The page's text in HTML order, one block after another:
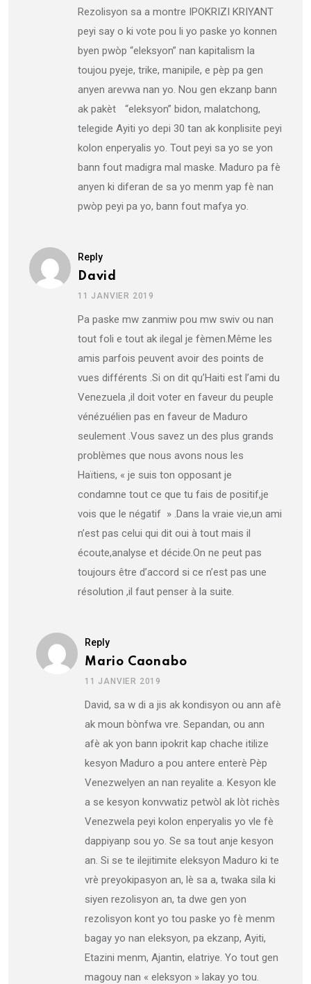
Rezolisyon sa a montre IPOKRIZI KRIYANT
peyi say o ki vote pou li yo paske yo konnen
byen pwòp “eleksyon” nan kapitalism la
toujou pyeje, trike, manipile, e pèp pa gen
anyen arevwa nan yo. Nou gen ekzanp bann
ak pakèt “eleksyon” bidon, malatchong,
telegide Ayiti yo depi 30 tan ak konplisite peyi
kolon enperyalis yo. Tout peyi sa yo se yon
bann fout madigra mal maske. Maduro pa fè
anyen ki diferan de sa yo menm yap fè nan
pwòp peyi pa yo, bann fout mafya yo.
Reply
David
11 JANVIER 2019
Pa paske mw zanmiw pou mw swiv ou nan
tout foli e tout ak ilegal je fèmen.Même les
amis parfois peuvent avoir des points de
vues différents .Si on dit qu’Haiti est l’ami du
Venezuela ,il doit voter en faveur du peuple
vénézuélien pas en faveur de Maduro
seulement .Vous savez un des plus grands
problèmes que nous avons nous les
Haïtiens, « je suis ton opposant je
condamne tout ce que tu fais de positif,je
vois que le négatif » .Dans la vraie vie,un ami
n’est pas celui qui dit oui à tout mais il
écoute,analyse et décide.On ne peut pas
toujours être d’accord si ce n’est pas une
résolution ,il faut penser à la suite.
Reply
Mario Caonabo
11 JANVIER 2019
David, sa w di a jis ak kondisyon ou ann afè
ak moun bònfwa vre. Sepandan, ou ann
afè ak yon bann ipokrit kap chache itilize
kesyon Maduro a pou antere enterè Pèp
Venezwelyen an nan reyalite a. Kesyon kle
a se kesyon konvwatiz petwòl ak lòt richès
Venezwela peyi kolon enperyalis yo vle fè
dappiyanp sou yo. Se sa tout anje kesyon
an. Si se te ilejitimite eleksyon Maduro ki te
vrè preyokipasyon an, lè sa a, twaka sila ki
siyen rezolisyon an, ta dwe gen yon
rezolisyon kont yo tou paske yo fè menm
bagay yo nan eleksyon, pa ekzanp, Ayiti,
Etazini menm, Ajantin, elatriye. Yo tout gen
magouy nan « eleksyon » lakay yo tou.